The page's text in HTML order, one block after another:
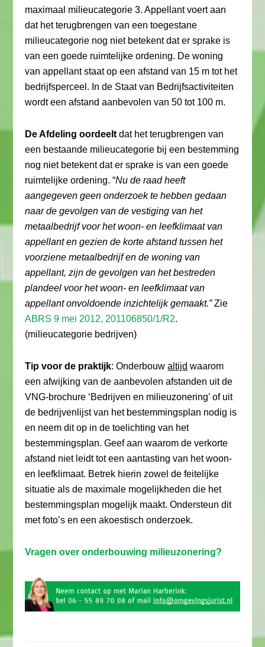
maximaal milieucategorie 3. Appellant voert aan
dat het terugbrengen van een toegestane
milieucategorie nog niet betekent dat er sprake is
van een goede ruimtelijke ordening. De woning
van appellant staat op een afstand van 15 m tot het
bedrijfsperceel. In de Staat van Bedrijfsactiviteiten
wordt een afstand aanbevolen van 50 tot 100 m.
De Afdeling oordeeltdat het terugbrengen van
een bestaande milieucategorie bij een bestemming
nog niet betekent dat er sprake is van een goede
ruimtelijke ordening. “Nu de raad heeft
aangegeven geen onderzoek te hebben gedaan
naar de gevolgen van de vestiging van het
metaalbedrijf voor het woon- en leefklimaat van
appellant en gezien de korte afstand tussen het
voorziene metaalbedrijf en de woning van
appellant, zijn de gevolgen van het bestreden
plandeel voor het woon- en leefklimaat van
appellant onvoldoende inzichtelijk gemaakt.”Zie
ABRS 9 mei 2012, 201106850/1/R2.
(milieucategorie bedrijven)
Tip voor de praktijk: Onderbouwaltijd waarom
een afwijking van de aanbevolen afstanden uit de
VNG-brochure ‘Bedrijven en milieuzonering’ of uit
de bedrijvenlijst van het bestemmingsplan nodig is
en neem dit op in de toelichting van het
bestemmingsplan. Geef aan waarom de verkorte
afstand niet leidt tot een aantasting van het woon-
en leefklimaat. Betrek hierin zowel de feitelijke
situatie als de maximale mogelijkheden die het
bestemmingsplan mogelijk maakt. Ondersteun dit
met foto’s en een akoestisch onderzoek.
Vragen over onderbouwing milieuzonering?